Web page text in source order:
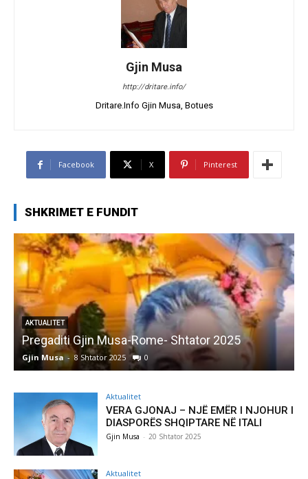
Gjin Musa
http://dritare.info/
Dritare.Info Gjin Musa, Botues
Facebook X Pinterest
SHKRIMET E FUNDIT
AKTUALITET
Pregaditi Gjin Musa-Rome- Shtator 2025
Gjin Musa - 8 Shtator 2025 0
Aktualitet
VERA GJONAJ – NJË EMËR I NJOHUR I
DIASPORËS SHQIPTARE NË ITALI
Gjin Musa - 20 Shtator 2025
Aktualitet